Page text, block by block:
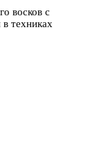
восков с
техниках